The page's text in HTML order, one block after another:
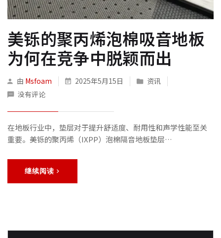
美铄的聚丙烯泡棉吸音地板
为何在竞争中脱颖而出
由 Msfoam 2025年5月15日
资讯
没有评论
在地板行业中，垫层对于提升舒适度、耐用性和声学性能至关
重要。美铄的聚丙烯（IXPP）泡棉隔音地板垫层…
继续阅读